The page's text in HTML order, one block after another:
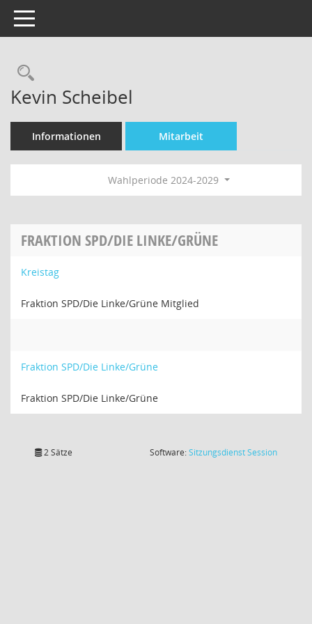
Toggle navigation
Rechercheauswahl
Kevin Scheibel
Informationen Mitarbeit
Wahlperiode 2024-2029
FRAKTION SPD/DIE LINKE/GRÜNE
Kreistag
Fraktion SPD/Die Linke/Grüne Mitglied
Fraktion SPD/Die Linke/Grüne
Fraktion SPD/Die Linke/Grüne
2 Sätze Software:SitzungsdienstSession(Wird in